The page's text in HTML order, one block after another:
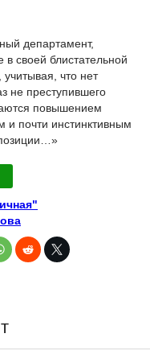
департамент,
в своей блистательной
что нет
не преступившего
повышением
и почти инстинктивным